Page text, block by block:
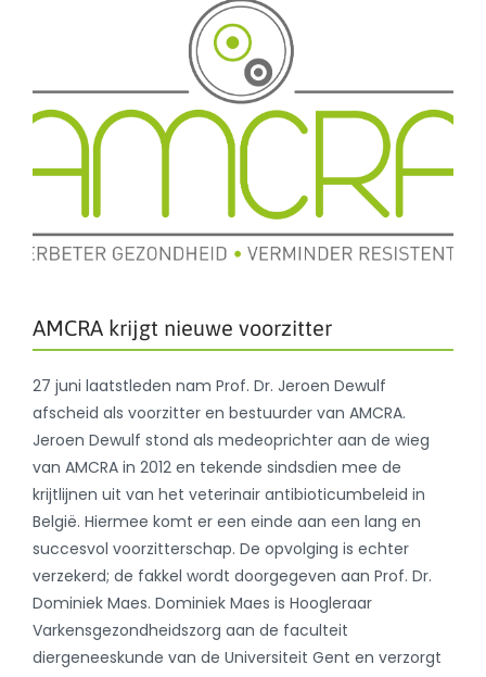
AMCRA krijgt nieuwe voorzitter
27 juni laatstleden nam Prof. Dr. Jeroen Dewulf
afscheid als voorzitter en bestuurder van AMCRA.
Jeroen Dewulf stond als medeoprichter aan de wieg
van AMCRA in 2012 en tekende sindsdien mee de
krijtlijnen uit van het veterinair antibioticumbeleid in
België. Hiermee komt er een einde aan een lang en
succesvol voorzitterschap. De opvolging is echter
verzekerd; de fakkel wordt doorgegeven aan Prof. Dr.
Dominiek Maes. Dominiek Maes is Hoogleraar
Varkensgezondheidszorg aan de faculteit
diergeneeskunde van de Universiteit Gent en verzorgt